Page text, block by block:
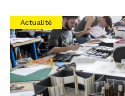
Actualité